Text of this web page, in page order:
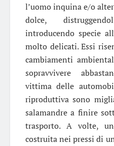
l’uomo inquina e/o
dolce,
introducendo specie
molto delicati. Essi
cambiamenti
sopravvivere
vittima delle
riproduttiva sono
salamandre a finire
trasporto. A volte,
costruita nei pressi di